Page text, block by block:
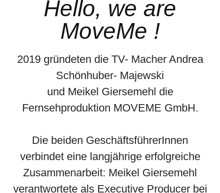
Hello, we are
MoveMe !
2019gründeten die TV- Macher Andrea
Schönhuber- Majewski
und Meikel Giersemehl die
Fernsehproduktion MOVEME GmbH.
Die beiden GeschäftsführerInnen
verbindet eine langjährige erfolgreiche
Zusammenarbeit: Meikel Giersemehl
verantwortete als Executive Producer bei